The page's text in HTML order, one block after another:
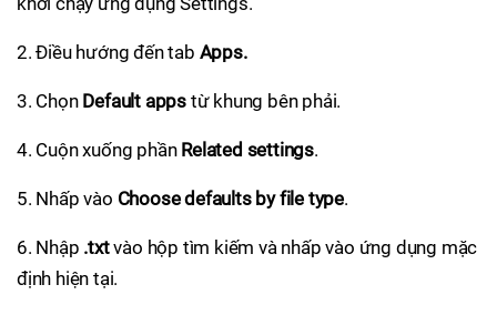
2. Điều hướng đến tab Apps.
3. Chọn Default apps từ khung bên phải.
4. Cuộn xuống phần Related settings.
5. Nhấp vào Choose defaults by file type.
6. Nhập .txtvào hộp tìm kiếm và nhấp vào ứng dụng mặc
định hiện tại.